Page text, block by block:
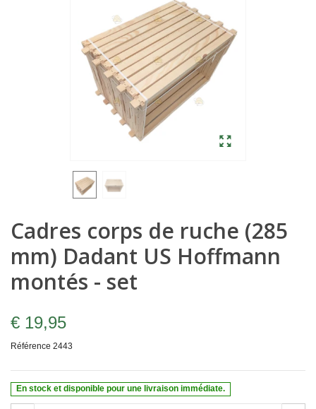
Cadres corps de ruche (285
mm) Dadant US Hoffmann
montés - set
€ 19,95
Référence 2443
En stock et disponible pour une livraison immédiate.